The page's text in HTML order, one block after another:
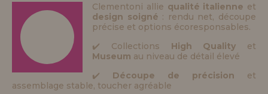
Clementoni allie qualité italienne et
design soigné : rendu net, découpe
précise et options écoresponsables.
✔️ Collections High Quality et
Museum au niveau de détail élevé
✔️ Découpe de précision et
assemblage stable, toucher agréable